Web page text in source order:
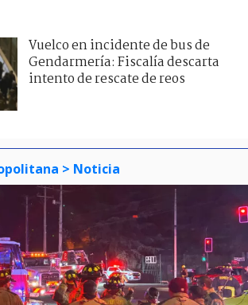
Vuelco en incidente de bus de
Gendarmería: Fiscalía descarta
intento de rescate de reos
> Noticia